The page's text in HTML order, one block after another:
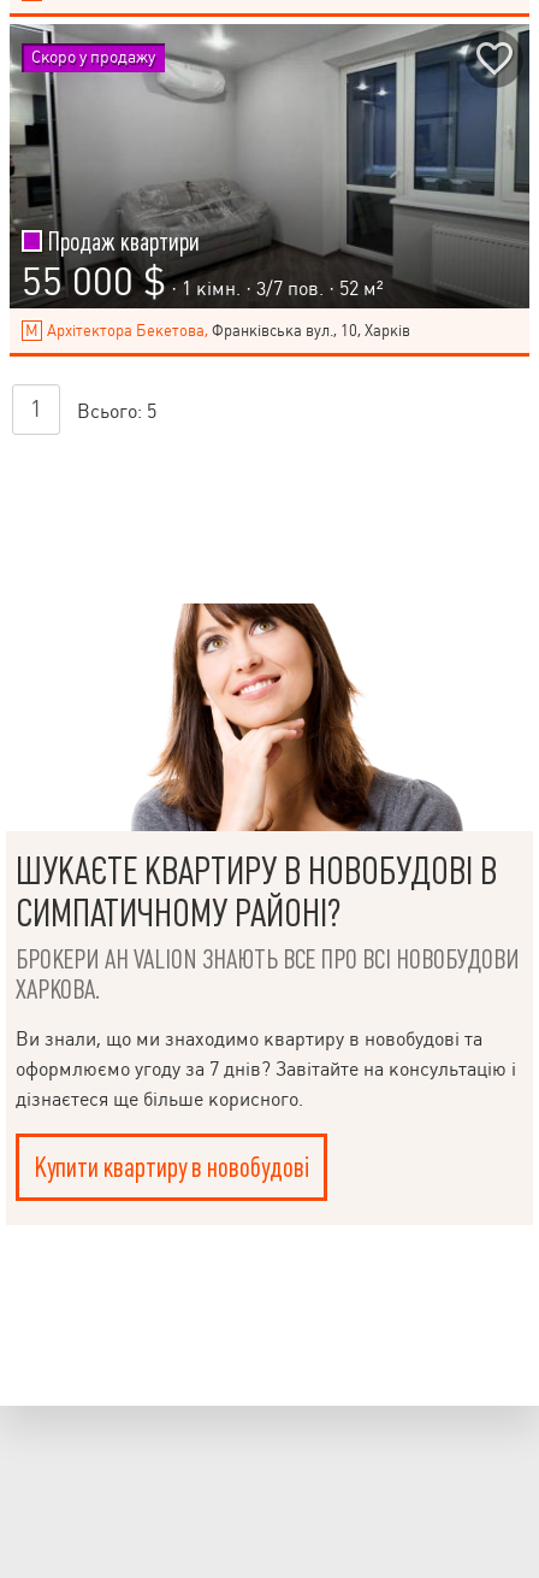
Продаж квартири
55 000 $ · 1 кімн. · 3/7 пов. · 52 м²
Архітектора Бекетова,Франківська вул., 10, Харків
Скоро у продажу
1 Всього: 5
ШУКАЄТЕ КВАРТИРУ В НОВОБУДОВІ В
СИМПАТИЧНОМУ РАЙОНІ?
БРОКЕРИ АН VALION ЗНАЮТЬ ВСЕ ПРО ВСІ НОВОБУДОВИ
ХАРКОВА.
Ви знали, що ми знаходимо квартиру в новобудові та
оформлюємо угоду за 7 днів? Завітайте на консультацію і
дізнаєтеся ще більше корисного.
Купити квартиру в новобудові